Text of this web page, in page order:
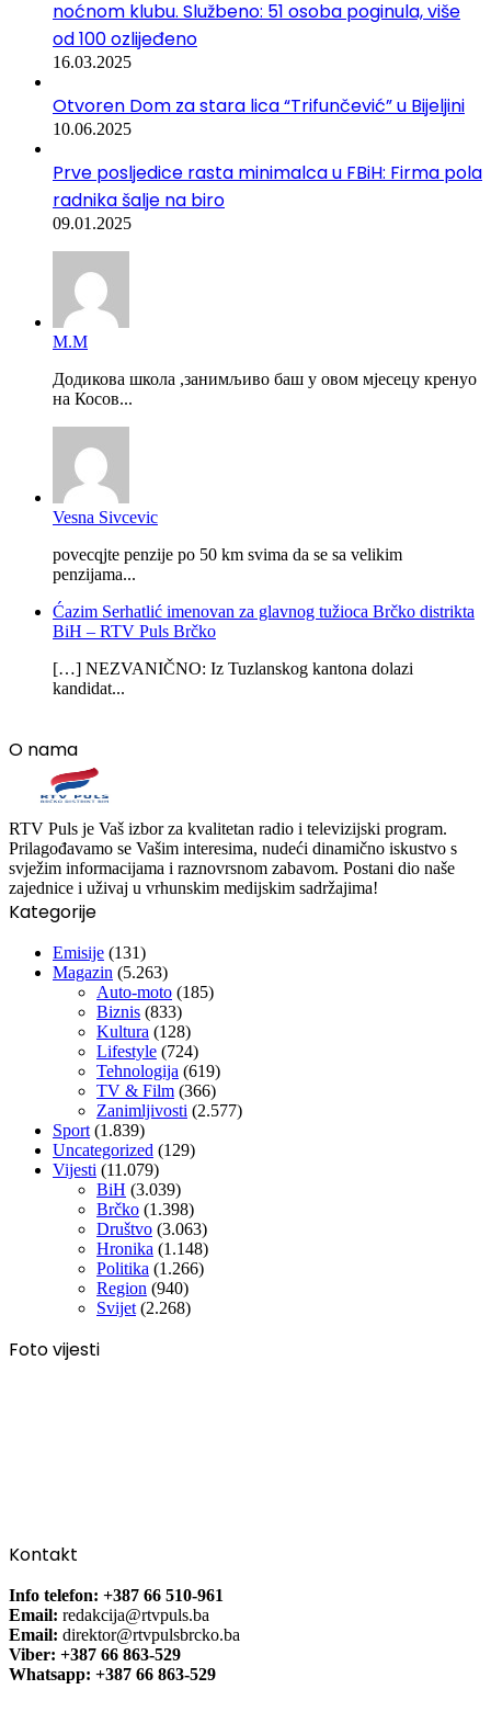
noćnom klubu. Službeno: 51 osoba poginula, više
od 100 ozlijeđeno
16.03.2025
Otvoren Dom za stara lica “Trifunčević” u Bijeljini
10.06.2025
Prve posljedice rasta minimalca u FBiH: Firma pola
radnika šalje na biro
09.01.2025
М.М
Додикова школа ,занимљиво баш у овом мјесецу кренуо
на Косов...
Vesna Sivcevic
povecqjte penzije po 50 km svima da se sa velikim
penzijama...
Ćazim Serhatlić imenovan za glavnog tužioca Brčko distrikta
BiH – RTV Puls Brčko
[…] NEZVANIČNO: Iz Tuzlanskog kantona dolazi
kandidat...
O nama
RTV Puls je Vaš izbor za kvalitetan radio i televizijski program.
Prilagođavamo se Vašim interesima, nudeći dinamično iskustvo s
svježim informacijama i raznovrsnom zabavom. Postani dio naše
zajednice i uživaj u vrhunskim medijskim sadržajima!
Kategorije
Emisije (131)
Magazin (5.263)
Auto-moto (185)
Biznis (833)
Kultura (128)
Lifestyle (724)
Tehnologija (619)
TV & Film (366)
Zanimljivosti (2.577)
Sport (1.839)
Uncategorized (129)
Vijesti (11.079)
BiH (3.039)
Brčko (1.398)
Društvo (3.063)
Hronika (1.148)
Politika (1.266)
Region (940)
Svijet (2.268)
Foto vijesti
Kontakt
Info telefon: +387 66 510-961
Email: redakcija@rtvpuls.ba
Email: direktor@rtvpulsbrcko.ba
Viber: +387 66 863-529
Whatsapp: +387 66 863-529